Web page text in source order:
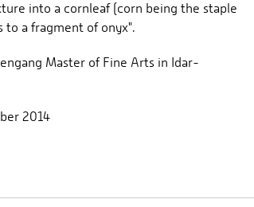
into a cornleaf (corn being the staple
a fragment of onyx".
Master of Fine Arts in Idar-
2014